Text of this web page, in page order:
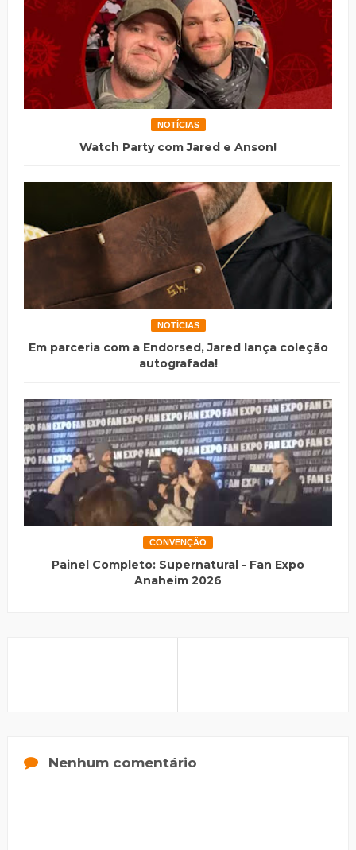
NOTÍCIAS
Watch Party com Jared e Anson!
NOTÍCIAS
Em parceria com a Endorsed, Jared lança coleção
autografada!
CONVENÇÃO
Painel Completo: Supernatural - Fan Expo
Anaheim 2026
Nenhum comentário